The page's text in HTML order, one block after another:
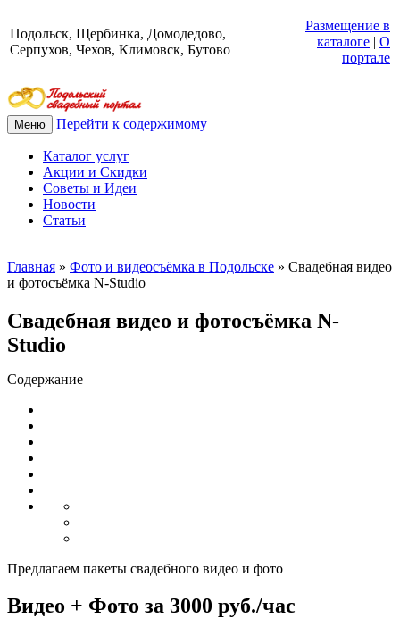
Подольск, Щербинка, Домодедово,
Серпухов, Чехов, Климовск, Бутово
Размещение в
каталоге | О
портале
Меню Перейти к содержимому
Каталог услуг
Акции и Скидки
Советы и Идеи
Новости
Статьи
Главная » Фото и видеосъёмка в Подольске » Свадебная видео
и фотосъёмка N-Studio
Свадебная видео и фотосъёмка N-
Studio
Содержание
Предлагаем пакеты свадебного видео и фото
Видео + Фото за 3000 руб./час